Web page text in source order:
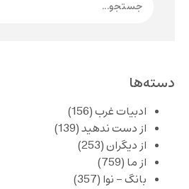
دسته‌ها
ادبیات غرب(156)
از دست ندهید(139)
از دیگران(253)
از ما (759)
بانگ – نوا (357)